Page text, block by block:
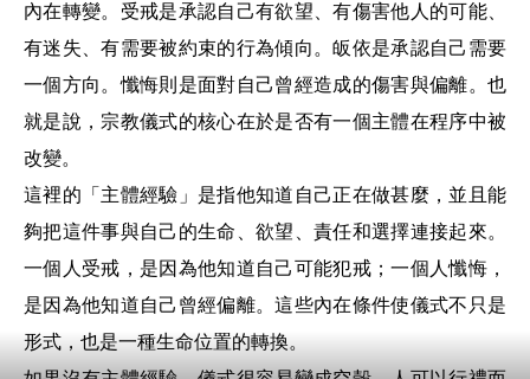
內在轉變。受戒是承認自己有欲望、有傷害他人的可能、
有迷失、有需要被約束的行為傾向。皈依是承認自己需要
一個方向。懺悔則是面對自己曾經造成的傷害與偏離。 也
就是說，宗教儀式的核心在於是否有一個主體在程序中被
改變。
這裡的「主體經驗」是指他知道自己正在做甚麼，並且能
夠把這件事與自己的生命、欲望、責任和選擇連接起來。
一個人受戒，是因為他知道自己可能犯戒；一個人懺悔，
是因為他知道自己曾經偏離。這些內在條件使儀式不只是
形式，也是一種生命位置的轉換。